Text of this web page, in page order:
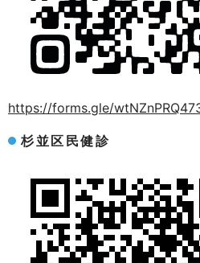
https://forms.gle/
杉並区民健診